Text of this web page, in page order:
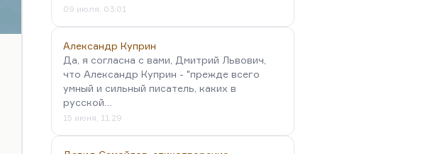
09 июля, 03:01
Александр Куприн
Да, я согласна с вами, Дмитрий Львович,
что Александр Куприн - "прежде всего
умный и сильный писатель, каких в
русской…
15 июня, 11:29